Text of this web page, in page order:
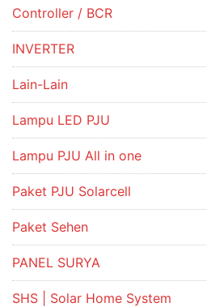
Controller / BCR
INVERTER
Lain-Lain
Lampu LED PJU
Lampu PJU All in one
Paket PJU Solarcell
Paket Sehen
PANEL SURYA
SHS | Solar Home System